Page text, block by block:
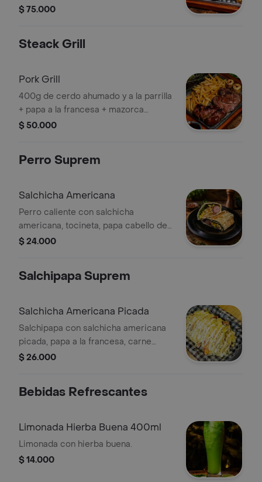
+8 unidades de alas en salsa bbq +
dorado + chimichurri y salsas de la
$ 75.000
Steack Grill
Pork Grill
400g de cerdo ahumado y a la parrilla
+ papa a la francesa + mazorca
dorada y salsas de la casa.
$ 50.000
Perro Suprem
Salchicha Americana
Perro caliente con salchicha
americana, tocineta, papa cabello de
ángel, queso mozzarella, maíz tierno,
$ 24.000
Salchipapa Suprem
Salchicha Americana Picada
Salchipapa con salchicha americana
picada, papa a la francesa, carne
desmechada de cerdo, queso
$ 26.000
Bebidas Refrescantes
Limonada Hierba Buena 400ml
Limonada con hierba buena.
$ 14.000